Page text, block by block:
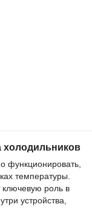
холодильников
функционировать,
температуры.
роль в
устройства,